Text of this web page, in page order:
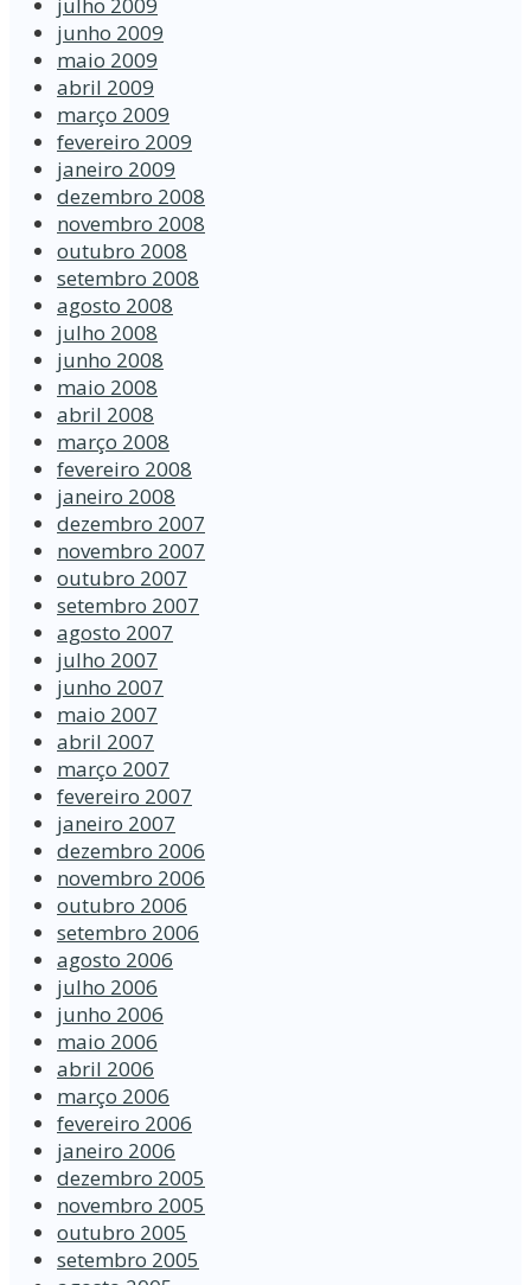
junho 2009
maio 2009
abril 2009
março 2009
fevereiro 2009
janeiro 2009
dezembro 2008
novembro 2008
outubro 2008
setembro 2008
agosto 2008
julho 2008
junho 2008
maio 2008
abril 2008
março 2008
fevereiro 2008
janeiro 2008
dezembro 2007
novembro 2007
outubro 2007
setembro 2007
agosto 2007
julho 2007
junho 2007
maio 2007
abril 2007
março 2007
fevereiro 2007
janeiro 2007
dezembro 2006
novembro 2006
outubro 2006
setembro 2006
agosto 2006
julho 2006
junho 2006
maio 2006
abril 2006
março 2006
fevereiro 2006
janeiro 2006
dezembro 2005
novembro 2005
outubro 2005
setembro 2005